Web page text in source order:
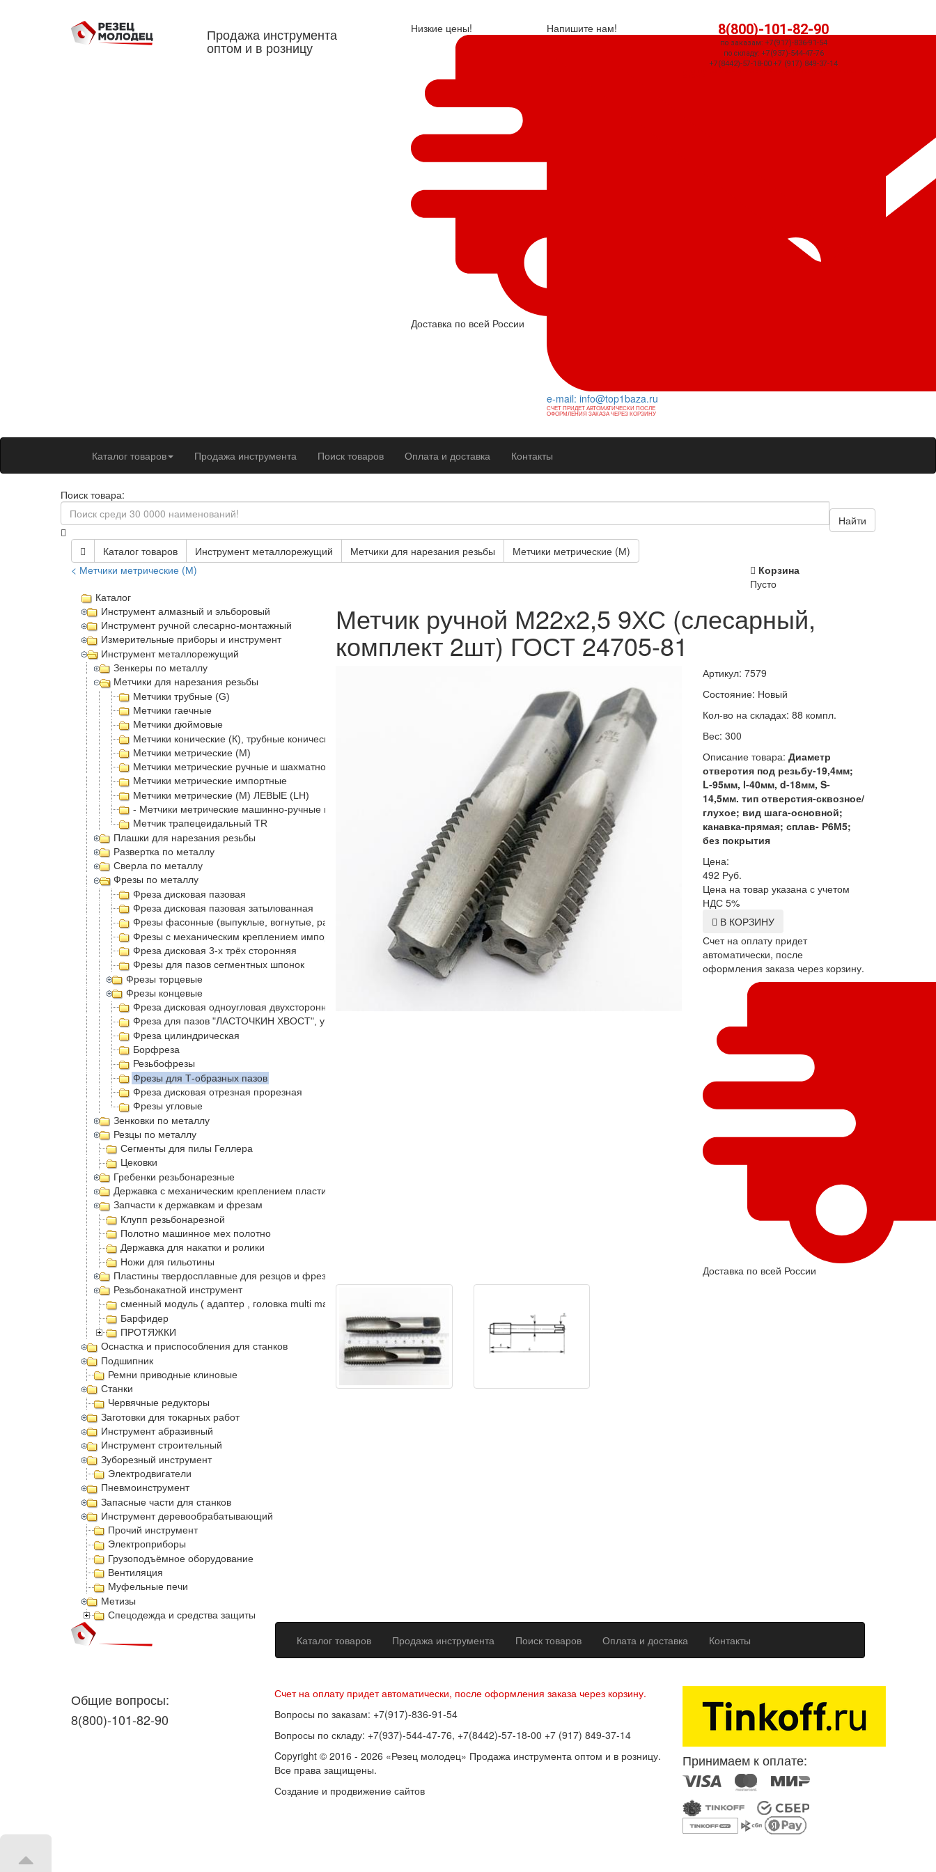
Продажа инструмента
оптом и в розницу
Низкие цены!
Доставка по всей России
Напишите нам!
e-mail: info@top1baza.ru
СЧЕТ ПРИДЕТ АВТОМАТИЧЕСКИ ПОСЛЕ
ОФОРМЛЕНИЯ ЗАКАЗА ЧЕРЕЗ КОРЗИНУ
8(800)-101-82-90
по заказам: +7(917)-836-91-54
по складу: +7(937)-544-47-76
+7(8442)-57-18-00 +7 (917) 849-37-14
Каталог товаров Продажа инструмента Поиск товаров Оплата и доставка Контакты
Поиск товара:
Найти
Каталог товаров Инструмент металлорежущий Метчики для нарезания резьбы
Метчики метрические (М)
< Метчики метрические (М)
Корзина
Пусто
Каталог
Инструмент алмазный и эльборовый
Инструмент ручной слесарно-монтажный
Измерительные приборы и инструмент
Инструмент металлорежущий
Зенкеры по металлу
Метчики для нарезания резьбы
Метчики трубные (G)
Метчики гаечные
Метчики дюймовые
Метчики конические (К), трубные конические (Rc)
Метчики метрические (М)
Метчики метрические ручные и шахматно-ручные
Метчики метрические импортные
Метчики метрические (М) ЛЕВЫЕ (LH)
- Метчики метрические машинно-ручные и машинно-ручные шахматные
Метчик трапецеидальный TR
Плашки для нарезания резьбы
Развертка по металлу
Сверла по металлу
Фрезы по металлу
Фреза дисковая пазовая
Фреза дисковая пазовая затылованная
Фрезы фасонные (выпуклые, вогнутые, радиусные)
Фрезы с механическим креплением импорт
Фреза дисковая 3-х трёх сторонняя
Фрезы для пазов сегментных шпонок
Фрезы торцевые
Фрезы концевые
Фреза дисковая одноугловая двухсторонняя
Фреза для пазов "ЛАСТОЧКИН ХВОСТ", угловая
Фреза цилиндрическая
Борфреза
Резьбофрезы
Фрезы для Т-образных пазов
Фреза дисковая отрезная прорезная
Фрезы угловые
Зенковки по металлу
Резцы по металлу
Сегменты для пилы Геллера
Цековки
Гребенки резьбонарезные
Державка с механическим креплением пластин
Запчасти к державкам и фрезам
Клупп резьбонарезной
Полотно машинное мех полотно
Державка для накатки и ролики
Ножи для гильотины
Пластины твердосплавные для резцов и фрез
Резьбонакатной инструмент
сменный модуль ( адаптер , головка multi master )
Барфидер
ПРОТЯЖКИ
Оснастка и приспособления для станков
Подшипник
Ремни приводные клиновые
Станки
Червячные редукторы
Заготовки для токарных работ
Инструмент абразивный
Инструмент строительный
Зуборезный инструмент
Электродвигатели
Пневмоинструмент
Запасные части для станков
Инструмент деревообрабатывающий
Прочий инструмент
Электроприборы
Грузоподъёмное оборудование
Вентиляция
Муфельные печи
Метизы
Спецодежда и средства защиты
Метчик ручной М22х2,5 9ХС (слесарный,
комплект 2шт) ГОСТ 24705-81
Артикул: 7579
Состояние: Новый
Кол-во на складах: 88 компл.
Вес: 300
Описание товара: Диаметр
отверстия под резьбу-19,4мм;
L-95мм, l-40мм, d-18мм, S-
14,5мм. тип отверстия-сквозное/
глухое; вид шага-основной;
канавка-прямая; сплав- Р6М5;
без покрытия
Цена:
492 Руб.
Цена на товар указана с учетом
НДС 5%
В КОРЗИНУ
Счет на оплату придет
автоматически, после
оформления заказа через корзину.
Доставка по всей России
Каталог товаров Продажа инструмента Поиск товаров Оплата и доставка Контакты
Общие вопросы:
8(800)-101-82-90
Счет на оплату придет автоматически, после оформления заказа через корзину.
Вопросы по заказам: +7(917)-836-91-54
Вопросы по складу: +7(937)-544-47-76, +7(8442)-57-18-00 +7 (917) 849-37-14
Copyright © 2016 - 2026 «Резец молодец» Продажа инструмента оптом и в розницу.
Все права защищены.
Создание и продвижение сайтов
Принимаем к оплате: